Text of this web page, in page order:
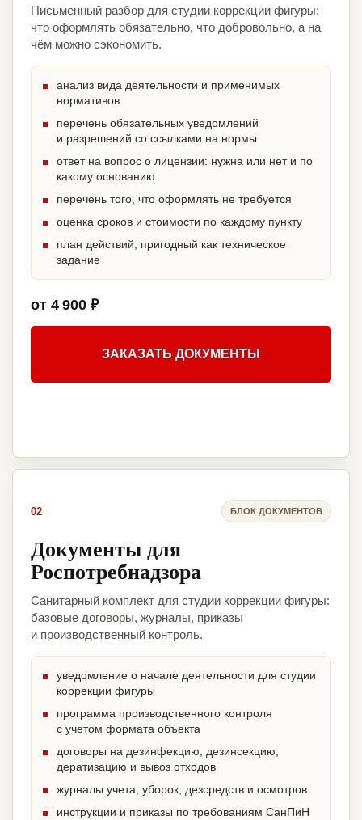
Письменный разбор для студии коррекции фигуры:
что оформлять обязательно, что добровольно, а на
чём можно сэкономить.
анализ вида деятельности и применимых
нормативов
перечень обязательных уведомлений
и разрешений со ссылками на нормы
ответ на вопрос о лицензии: нужна или нет и по
какому основанию
перечень того, что оформлять не требуется
оценка сроков и стоимости по каждому пункту
план действий, пригодный как техническое
задание
от 4 900 ₽
ЗАКАЗАТЬ ДОКУМЕНТЫ
02 БЛОК ДОКУМЕНТОВ
Документы для
Роспотребнадзора
Санитарный комплект для студии коррекции фигуры:
базовые договоры, журналы, приказы
и производственный контроль.
уведомление о начале деятельности для студии
коррекции фигуры
программа производственного контроля
с учетом формата объекта
договоры на дезинфекцию, дезинсекцию,
дератизацию и вывоз отходов
журналы учета, уборок, дезсредств и осмотров
инструкции и приказы по требованиям СанПиН